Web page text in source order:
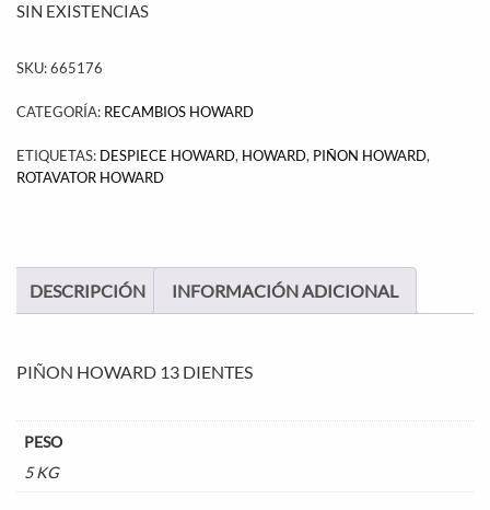
SIN EXISTENCIAS
SKU:665176
CATEGORÍA: RECAMBIOS HOWARD
ETIQUETAS: DESPIECE HOWARD, HOWARD, PIÑON HOWARD,
ROTAVATOR HOWARD
DESCRIPCIÓN INFORMACIÓN ADICIONAL
PIÑON HOWARD 13 DIENTES
PESO
5 KG